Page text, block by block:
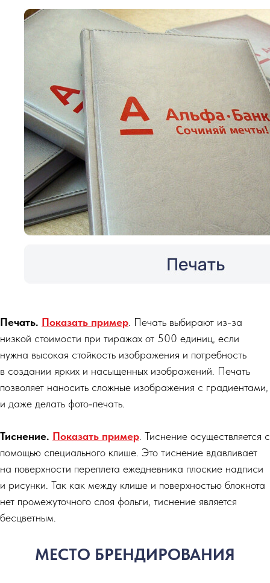
Печать. Показать пример . Печать выбирают из-за
низкой стоимости при тиражах от 500 единиц, если
нужна высокая стойкость изображения и потребность
в создании ярких и насыщенных изображений. Печать
позволяет наносить сложные изображения с градиентами,
и даже делать фото-печать.
Тиснение. Показать пример . Тиснение осуществляется с
помощью специального клише. Это тиснение вдавливает
на поверхности переплета ежедневника плоские надписи
и рисунки. Так как между клише и поверхностью блокнота
нет промежуточного слоя фольги, тиснение является
бесцветным.
МЕСТО БРЕНДИРОВАНИЯ